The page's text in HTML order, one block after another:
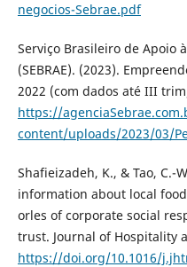
negocios-Sebrae.pdf
Serviço Brasileiro de Apoio
(SEBRAE). (2023).
2022 (com dados até III
https://
content/uploads/2023/03/
Shafieizadeh, K., & Tao, C.-
information about local
orles of corporate social
trust. Journal of Hospitality
https://doi.org/10.1016/